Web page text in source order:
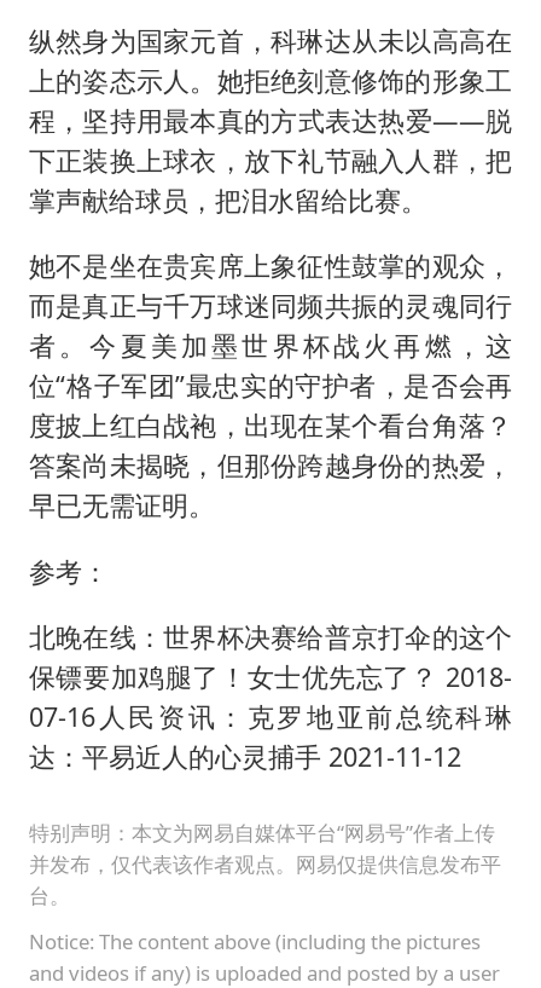
纵然身为国家元首，科琳达从未以高高在
上的姿态示人。她拒绝刻意修饰的形象工
程，坚持用最本真的方式表达热爱——脱
下正装换上球衣，放下礼节融入人群，把
掌声献给球员，把泪水留给比赛。
她不是坐在贵宾席上象征性鼓掌的观众，
而是真正与千万球迷同频共振的灵魂同行
者。今夏美加墨世界杯战火再燃，这
位“格子军团”最忠实的守护者，是否会再
度披上红白战袍，出现在某个看台角落？
答案尚未揭晓，但那份跨越身份的热爱，
早已无需证明。
参考：
北晚在线：世界杯决赛给普京打伞的这个
保镖要加鸡腿了！女士优先忘了？ 2018-
07-16人民资讯：克罗地亚前总统科琳
达：平易近人的心灵捕手 2021-11-12
特别声明：本文为网易自媒体平台“网易号”作者上传
并发布，仅代表该作者观点。网易仅提供信息发布平
台。
Notice: The content above (including the pictures
and videos if any) is uploaded and posted by a user